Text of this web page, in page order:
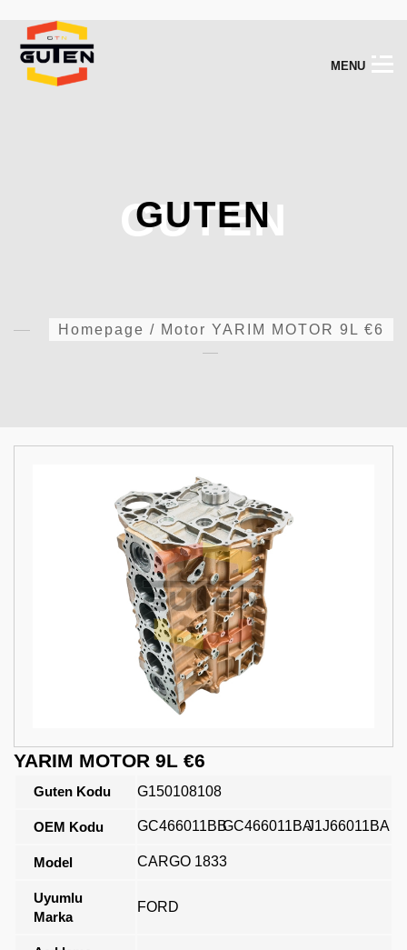
M ENU
GUTEN
GUTEN
Homepage / Motor YARIM MOTOR 9L €6
YARIM MOTOR 9L €6
Guten Kodu G150108108
OEM Kodu GC466011BBGC466011BAJ1J66011BA
Model CARGO 1833
Uyumlu
Marka
FORD